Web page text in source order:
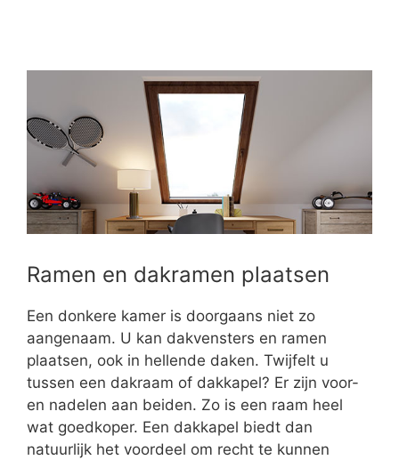
Ramen en dakramen plaatsen
Een donkere kamer is doorgaans niet zo
aangenaam. U kan dakvensters en ramen
plaatsen, ook in hellende daken. Twijfelt u
tussen een dakraam of dakkapel? Er zijn voor-
en nadelen aan beiden. Zo is een raam heel
wat goedkoper. Een dakkapel biedt dan
natuurlijk het voordeel om recht te kunnen